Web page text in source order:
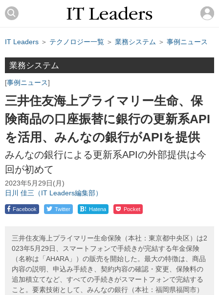
IT Leaders ＞ テクノロジー一覧 ＞ 業務システム ＞ 事例ニュース
業務システム
事例ニュース
三井住友海上プライマリー生命、保
険商品の口座振替に銀行の更新系API
を活用、みんなの銀行がAPIを提供
みんなの銀行による更新系APIの外部提供は今
回が初めて
2023年5月29日(月)
日川 佳三（IT Leaders編集部）
Facebook Twitter ! Hatena Pocket
三井住友海上プライマリー生命保険（本社：東京都中央区）は2
023年5月29日、スマートフォンで手続きが完結する年金保険
（名称は「AHARA」）の販売を開始した。最大の特徴は、商品
内容の説明、申込み手続き、契約内容の確認・変更、保険料の
追加積立てなど、すべての手続きがスマートフォンで完結する
こと。要素技術として、みんなの銀行（本社：福岡県福岡市）